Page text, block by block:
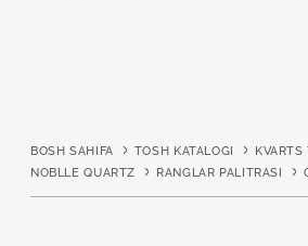
BOSH SAHIFA TOSH KATALOGI
KVARTS
NOBLLE QUARTZ
RANGLAR PALITRASI